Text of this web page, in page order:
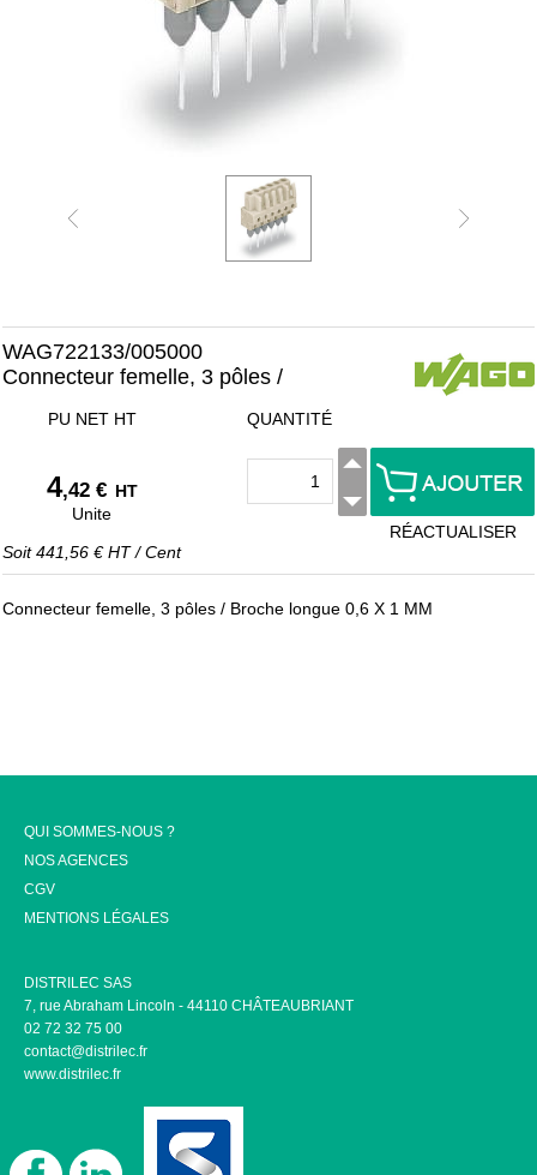
WAG722133/005000
Connecteur femelle, 3 pôles /
PU NET HT
4,42 € HT
Unite
Soit441,56 € HT/Cent
QUANTITÉ
RÉACTUALISER
Connecteur femelle, 3 pôles / Broche longue 0,6 X 1 MM
QUI SOMMES-NOUS ?
NOS AGENCES
CGV
MENTIONS LÉGALES
DISTRILEC SAS
7, rue Abraham Lincoln - 44110 CHÂTEAUBRIANT
02 72 32 75 00
contact@distrilec.fr
www.distrilec.fr